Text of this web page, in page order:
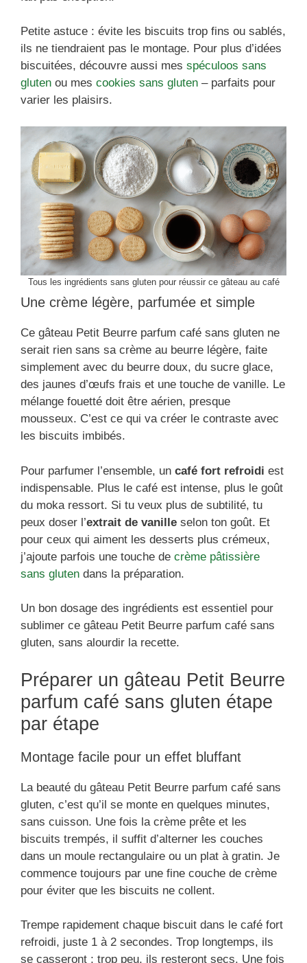
Petite astuce : évite les biscuits trop fins ou sablés,
ils ne tiendraient pas le montage. Pour plus d’idées
biscuitées, découvre aussi mes spéculoos sans
gluten ou mes cookies sans gluten – parfaits pour
varier les plaisirs.
Tous les ingrédients sans gluten pour réussir ce gâteau au café
Une crème légère, parfumée et simple
Ce gâteau Petit Beurre parfum café sans gluten ne
serait rien sans sa crème au beurre légère, faite
simplement avec du beurre doux, du sucre glace,
des jaunes d’œufs frais et une touche de vanille. Le
mélange fouetté doit être aérien, presque
mousseux. C’est ce qui va créer le contraste avec
les biscuits imbibés.
Pour parfumer l’ensemble, un café fort refroidi est
indispensable. Plus le café est intense, plus le goût
du moka ressort. Si tu veux plus de subtilité, tu
peux doser l’extrait de vanille selon ton goût. Et
pour ceux qui aiment les desserts plus crémeux,
j’ajoute parfois une touche de crème pâtissière
sans gluten dans la préparation.
Un bon dosage des ingrédients est essentiel pour
sublimer ce gâteau Petit Beurre parfum café sans
gluten, sans alourdir la recette.
Préparer un gâteau Petit Beurre
parfum café sans gluten étape
par étape
Montage facile pour un effet bluffant
La beauté du gâteau Petit Beurre parfum café sans
gluten, c’est qu’il se monte en quelques minutes,
sans cuisson. Une fois la crème prête et les
biscuits trempés, il suffit d’alterner les couches
dans un moule rectangulaire ou un plat à gratin. Je
commence toujours par une fine couche de crème
pour éviter que les biscuits ne collent.
Trempe rapidement chaque biscuit dans le café fort
refroidi, juste 1 à 2 secondes. Trop longtemps, ils
se casseront ; trop peu, ils resteront secs. Une fois